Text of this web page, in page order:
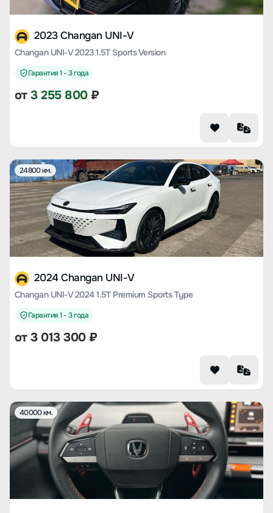
2023 Changan UNI-V
Changan UNI-V 2023 1.5T Sports Version
Гарантия 1 - 3 года
от3 255 800₽
24800 км.
2024 Changan UNI-V
Changan UNI-V 2024 1.5T Premium Sports Type
Гарантия 1 - 3 года
от3 013 300₽
40000 км.